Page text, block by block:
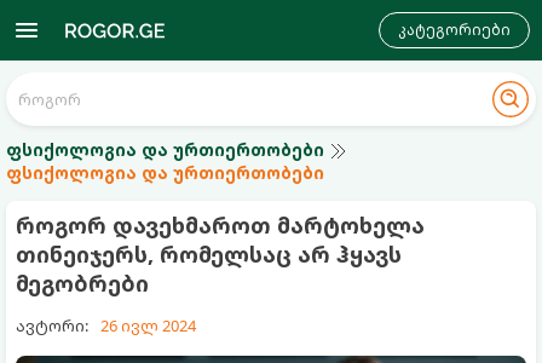
კატეგორიები
ფსიქოლოგია და ურთიერთობები
ფსიქოლოგია და ურთიერთობები
როგორ დავეხმაროთ მარტოხელა
თინეიჯერს, რომელსაც არ ჰყავს
მეგობრები
ავტორი: 26 ივლ 2024